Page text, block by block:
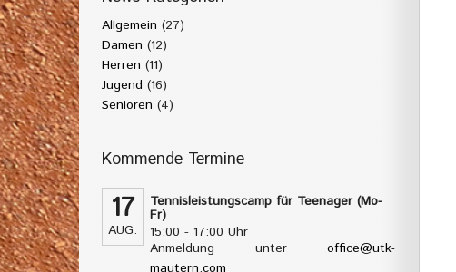
Allgemein (27)
Damen (12)
Herren (11)
Jugend (16)
Senioren (4)
Kommende Termine
17
AUG.
Tennisleistungscamp für Teenager (Mo-
Fr)
15:00 - 17:00 Uhr
Anmeldung unter office@utk-